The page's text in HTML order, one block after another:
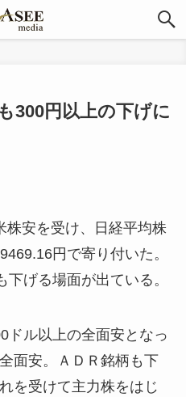
300円以上の下げに
安を受け、日経平均株
円で寄り付いた。
げる場面が出ている。
ル以上の全面安となっ
面安。ＡＤＲ銘柄も下
を受けて主力株をはじ